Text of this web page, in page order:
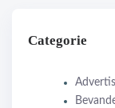
Categorie